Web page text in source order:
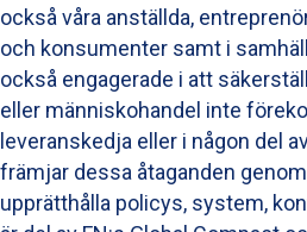
också våra anställda,
och konsumenter samt i
också engagerade i att
eller människohandel inte
leveranskedja eller i någon del
främjar dessa åtaganden
upprätthålla policys, system,